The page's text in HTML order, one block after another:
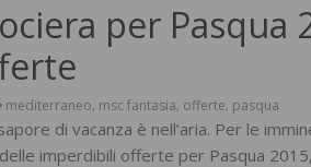
per Pasqua
mediterraneo, msc fantasia, offerte, pasqua
di vacanza è nell’aria. Per le
imperdibili offerte per Pasqua